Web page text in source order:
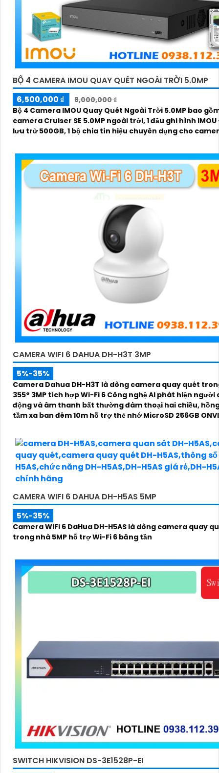
BỘ 4 CAMERA IMOU QUAY QUÉT NGOÀI TRỜI 5.0MP
6,500,000 ₫
8,000,000 ₫
Bộ 4 Camera IMOU Quay Quét Ngoài Trời 5.0MP bao
camera Cruiser SE 5.0MP ngoài trời, 1 đầu ghi hình IMOU
lưu trữ 500GB, 1 bộ chia tín hiệu chuyên dụng cho
CAMERA WIFI 6 DAHUA DH-H3T 3MP
5%-35%
Camera Dahua DH-H3T là dòng camera quay quét
355° 3MP tích hợp Wi-Fi 6 Công nghệ AI phát hiện người
động và âm thanh bất thường đàm thoại hai chiều,
tầm xa ban đêm 10m hỗ trợ thẻ nhớ MicroSD 256GB
CAMERA WIFI 6 DAHUA DH-H5AS 5MP
5%-35%
Camera WiFi 6 DaHua DH-H5AS là dòng camera quay
trong nhà 5MP hỗ trợ Wi-Fi 6 băng tần
SWITCH HIKVISION DS-3E1528P-EI